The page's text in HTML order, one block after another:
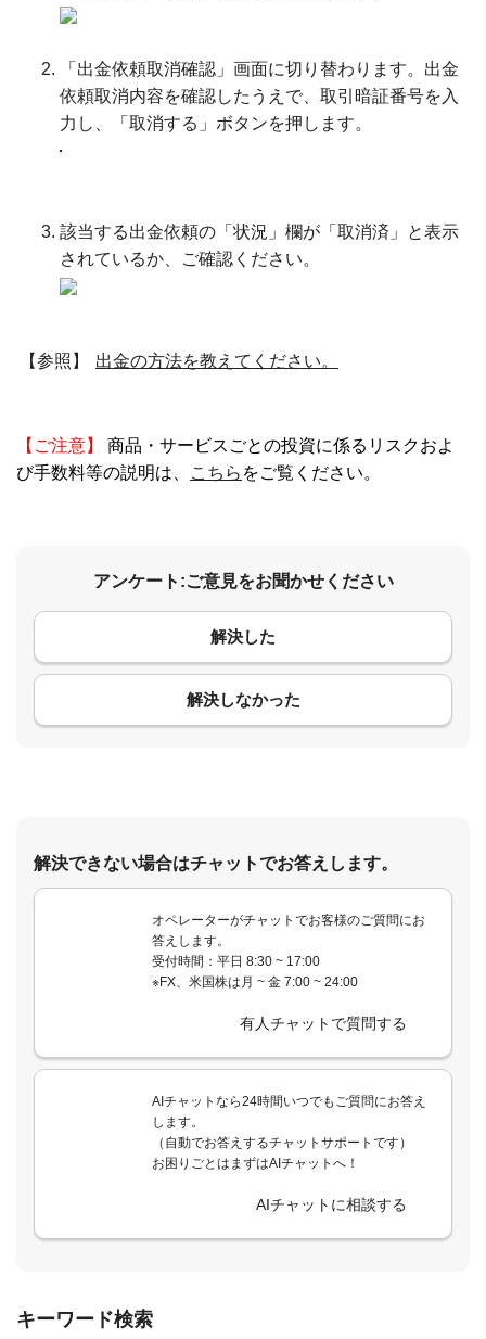
「出金依頼取消確認」画面に切り替わります。出金
依頼取消内容を確認したうえで、取引暗証番号を入
力し、「取消する」ボタンを押します。
該当する出金依頼の「状況」欄が「取消済」と表示
されているか、ご確認ください。
【参照】 出金の方法を教えてください。
【ご注意】
商品・サービスごとの投資に係るリスクおよ
び手数料等の説明は、
こちら をご覧ください。
アンケート:ご意見をお聞かせください
解決した
解決しなかった
コメント
解決できない場合はチャットでお答えします。
オペレーターがチャットでお客様のご質問にお
答えします。
受付時間：平日 8:30 ~ 17:00
※FX、米国株は月 ~ 金 7:00 ~ 24:00
有人チャットで質問する
AIチャットなら24時間いつでもご質問にお答え
します。
（自動でお答えするチャットサポートです）
お困りごとはまずはAIチャットへ！
AIチャットに相談する
キーワード検索